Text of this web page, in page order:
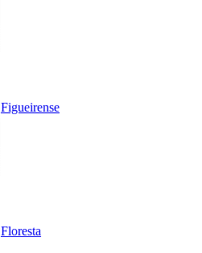
Figueirense
Floresta